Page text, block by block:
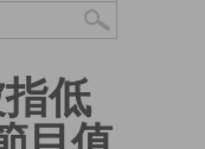
指低